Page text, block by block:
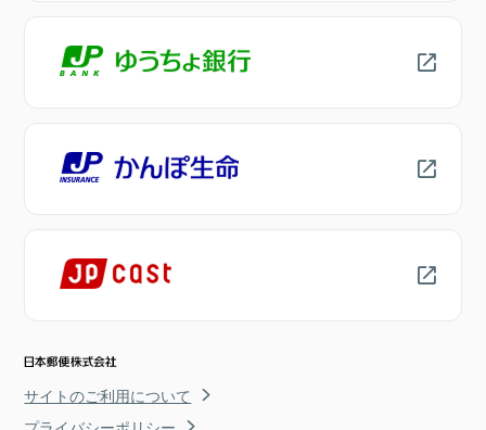
サイトのご利用について